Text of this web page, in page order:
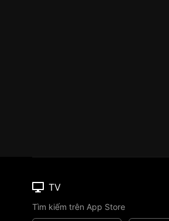
TV
Tìm kiếm trên App Store